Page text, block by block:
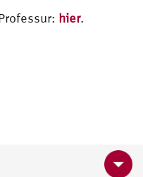
hier.